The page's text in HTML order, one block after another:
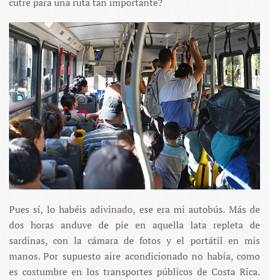
Pues sí, lo habéis adivinado, ese era mi autobús. Más de
dos horas anduve de pie en aquella lata repleta de
sardinas, con la cámara de fotos y el portátil en mis
manos. Por supuesto aire acondicionado no había, como
es costumbre en los transportes públicos de Costa Rica.